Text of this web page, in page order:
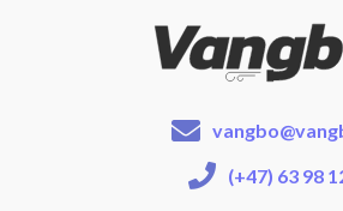
(+47) 63 98